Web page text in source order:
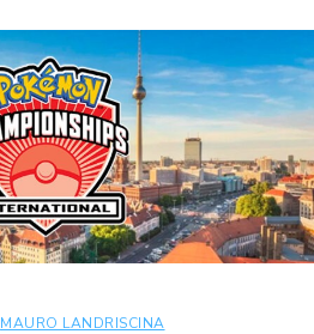
MAURO LANDRISCINA